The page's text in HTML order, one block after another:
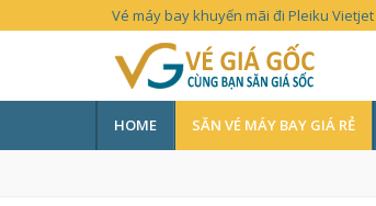
Vé máy bay khuyến mãi đi Pleiku Vietjet
HOME SĂN VÉ MÁY BAY GIÁ RẺ